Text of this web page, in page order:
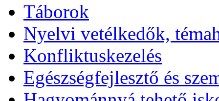
Táborok
Nyelvi vetélkedők,
Konfliktuskezelés
Egészségfejlesztő és